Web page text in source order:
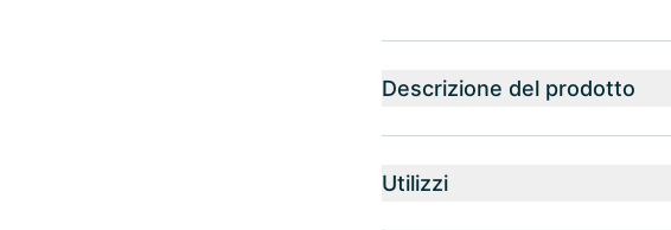
Descrizione del prodotto
Utilizzi